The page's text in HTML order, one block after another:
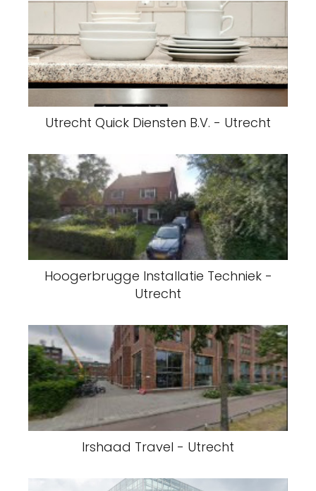
Utrecht Quick Diensten B.V. - Utrecht
Hoogerbrugge Installatie Techniek -
Utrecht
Irshaad Travel - Utrecht